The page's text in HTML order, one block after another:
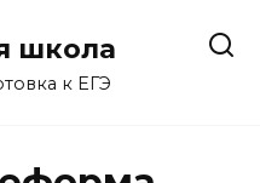
школа
к ЕГЭ